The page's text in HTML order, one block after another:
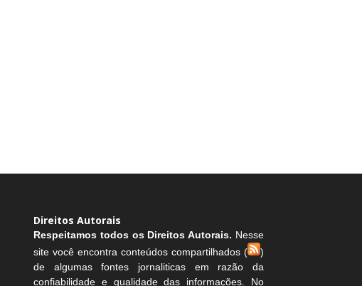
Direitos Autorais
Respeitamos todos os Direitos Autorais. Nesse
site você encontra conteúdos compartilhados (
)
de algumas fontes jornaliticas em razão da
confiabilidade e qualidade das informações. No